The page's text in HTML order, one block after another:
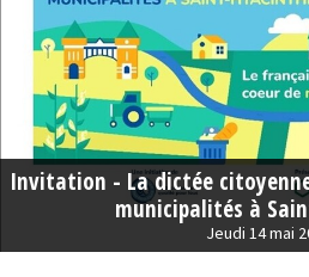
Invitation - La dictée citoyenne
municipalités à
Jeudi 14 mai